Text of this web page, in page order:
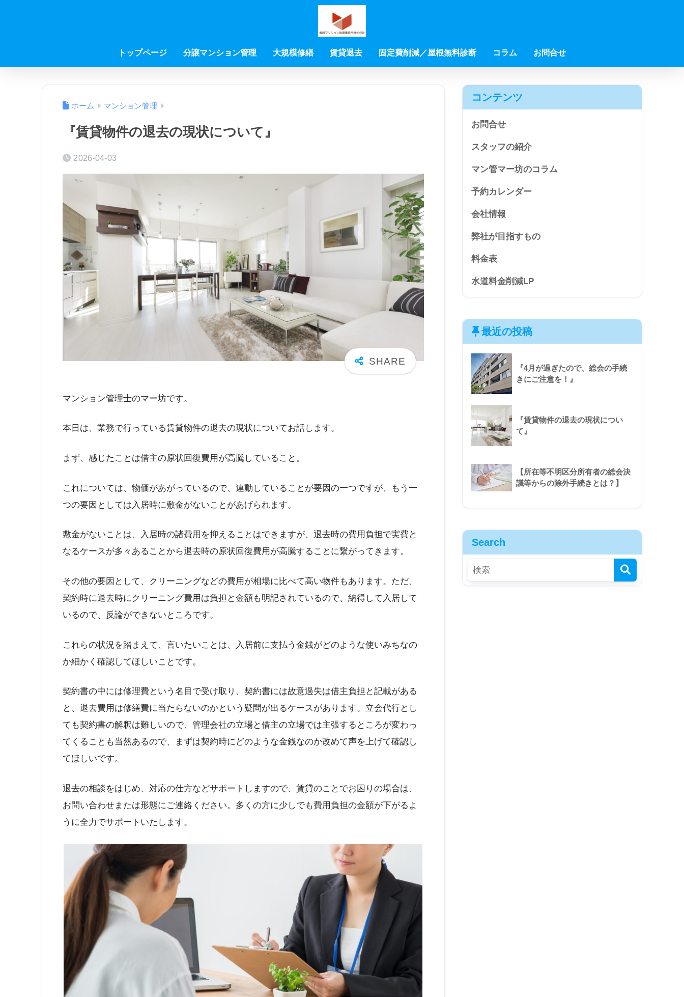
トップページ 分譲マンション管理 大規模修繕 賃貸退去 固定費削減／屋根無料診断 コラム お問合せ
ホーム マンション管理
『賃貸物件の退去の現状について』
2026-04-03
マンション管理士のマー坊です。
本日は、業務で行っている賃貸物件の退去の現状についてお話します。
まず、感じたことは借主の原状回復費用が高騰していること。
これについては、物価があがっているので、連動していることが要因の一つですが、もう一
つの要因としては入居時に敷金がないことがあげられます。
敷金がないことは、入居時の諸費用を抑えることはできますが、退去時の費用負担で実費と
なるケースが多々あることから退去時の原状回復費用が高騰することに繋がってきます。
その他の要因として、クリーニングなどの費用が相場に比べて高い物件もあります。ただ、
契約時に退去時にクリーニング費用は負担と金額も明記されているので、納得して入居して
いるので、反論ができないところです。
これらの状況を踏まえて、言いたいことは、入居前に支払う金銭がどのような使いみちなの
か細かく確認してほしいことです。
契約書の中には修理費という名目で受け取り、契約書には故意過失は借主負担と記載がある
と、退去費用は修繕費に当たらないのかという疑問が出るケースがあります。立会代行とし
ても契約書の解釈は難しいので、管理会社の立場と借主の立場では主張するところが変わっ
てくることも当然あるので、まずは契約時にどのような金銭なのか改めて声を上げて確認し
てほしいです。
退去の相談をはじめ、対応の仕方などサポートしますので、賃貸のことでお困りの場合は、
お問い合わせまたは形態にご連絡ください。多くの方に少しでも費用負担の金額が下がるよ
うに全力でサポートいたします。
コンテンツ
お問合せ
スタッフの紹介
マン管マー坊のコラム
予約カレンダー
会社情報
弊社が目指すもの
料金表
水道料金削減LP
最近の投稿
『4月が過ぎたので、総会の手続
きにご注意を！』
『賃貸物件の退去の現状につい
て』
【所在等不明区分所有者の総会決
議等からの除外手続きとは？】
Search